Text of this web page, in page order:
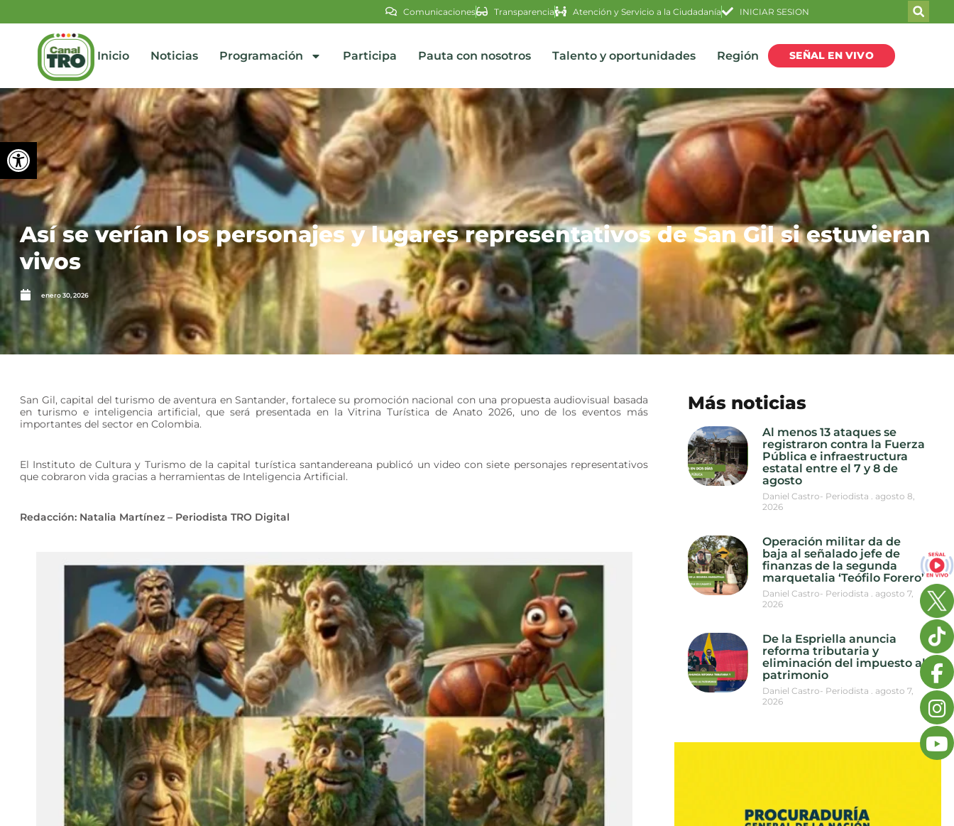
Abrir barra de herramientas
Comunicaciones Transparencia Atención y Servicio a la Ciudadanía INICIAR SESION
Inicio Noticias Programación Participa Pauta con nosotros Talento y oportunidades Región SEÑAL EN VIVO
Así se verían los personajes y lugares representativos de San Gil si estuvieran
vivos
enero 30, 2026
San Gil, capital del turismo de aventura en Santander, fortalece su promoción nacional con una propuesta audiovisual basada
en turismo e inteligencia artificial, que será presentada en la Vitrina Turística de Anato 2026, uno de los eventos más
importantes del sector en Colombia.
El Instituto de Cultura y Turismo de la capital turística santandereana publicó un video con siete personajes representativos
que cobraron vida gracias a herramientas de Inteligencia Artificial.
Redacción: Natalia Martínez – Periodista TRO Digital
Más noticias
Al menos 13 ataques se
registraron contra la Fuerza
Pública e infraestructura
estatal entre el 7 y 8 de
agosto
Daniel Castro- Periodista
agosto 8,
2026
Operación militar da de
baja al señalado jefe de
finanzas de la segunda
marquetalia ‘Teófilo Forero’
Daniel Castro- Periodista
agosto 7,
2026
De la Espriella anuncia
reforma tributaria y
eliminación del impuesto al
patrimonio
Daniel Castro- Periodista
agosto 7,
2026